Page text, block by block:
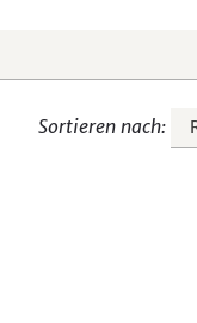
Sortieren nach